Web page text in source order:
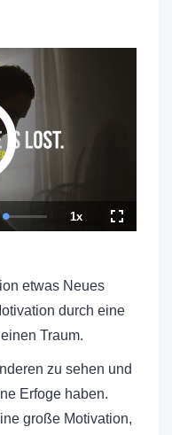
L
o
:
.
0
1x
P
l
a
c
R
t
F
u
e
etwas Neues
durch eine
Traum.
zu sehen und
Erfoge haben.
große Motivation,